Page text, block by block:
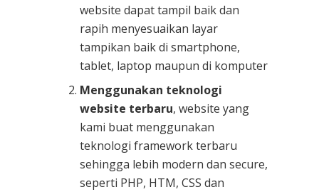
website dapat tampil baik dan
rapih menyesuaikan layar
tampikan baik di smartphone,
tablet, laptop maupun di komputer
Menggunakan teknologi
website terbaru, website yang
kami buat menggunakan
teknologi framework terbaru
sehingga lebih modern dan secure,
seperti PHP, HTM, CSS dan